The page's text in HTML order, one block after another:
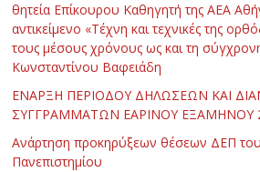
θητεία Επίκουρου Καθηγητή της ΑΕΑ
αντικείμενο «Τέχνη και τεχνικές της
τους μέσους χρόνους ως και τη
Κωνσταντίνου Βαφειάδη
ΕΝΑΡΞΗ ΠΕΡΙΟΔΟΥ ΔΗΛΩΣΕΩΝ ΚΑΙ
ΣΥΓΓΡΑΜΜΑΤΩΝ ΕΑΡΙΝΟΥ ΕΞΑΜΗΝΟΥ
Ανάρτηση προκηρύξεων θέσεων ΔΕΠ του
Πανεπιστημίου